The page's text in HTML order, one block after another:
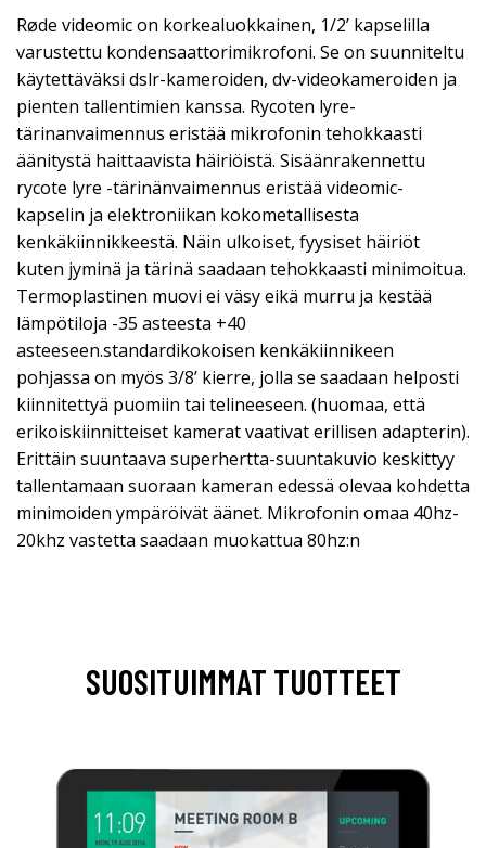
Røde videomic on korkealuokkainen, 1/2’ kapselilla
varustettu kondensaattorimikrofoni. Se on suunniteltu
käytettäväksi dslr-kameroiden, dv-videokameroiden ja
pienten tallentimien kanssa. Rycoten lyre-
tärinanvaimennus eristää mikrofonin tehokkaasti
äänitystä haittaavista häiriöistä. Sisäänrakennettu
rycote lyre -tärinänvaimennus eristää videomic-
kapselin ja elektroniikan kokometallisesta
kenkäkiinnikkeestä. Näin ulkoiset, fyysiset häiriöt
kuten jyminä ja tärinä saadaan tehokkaasti minimoitua.
Termoplastinen muovi ei väsy eikä murru ja kestää
lämpötiloja -35 asteesta +40
asteeseen.standardikokoisen kenkäkiinnikeen
pohjassa on myös 3/8’ kierre, jolla se saadaan helposti
kiinnitettyä puomiin tai telineeseen. (huomaa, että
erikoiskiinnitteiset kamerat vaativat erillisen adapterin).
Erittäin suuntaava superhertta-suuntakuvio keskittyy
tallentamaan suoraan kameran edessä olevaa kohdetta
minimoiden ympäröivät äänet. Mikrofonin omaa 40hz-
20khz vastetta saadaan muokattua 80hz:n
SUOSITUIMMAT TUOTTEET